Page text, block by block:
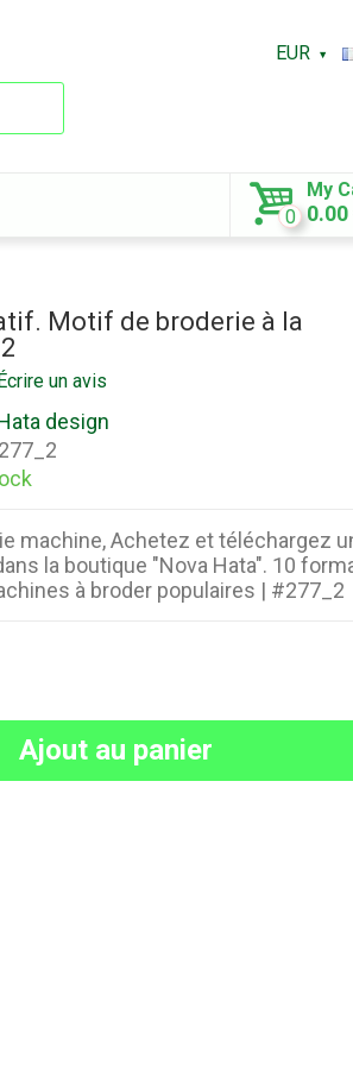
EUR
My
0 0.00
Motif de broderie à la
un avis
design
machine, Achetez et téléchargez
la boutique "Nova Hata". 10
à broder populaires | #277_2
Ajout au panier